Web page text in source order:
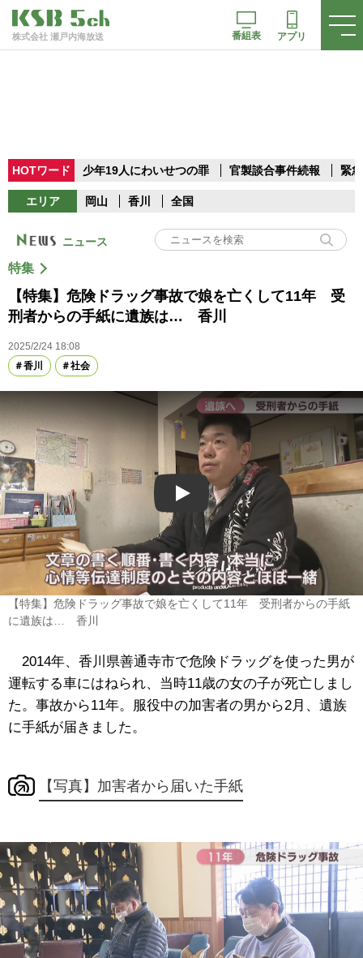
株式会社 瀬戸内海放送 番組表 アプリ
HOTワード 少年19人にわいせつの罪 官製談合事件続報 緊
エリア 岡山 香川 全国
ニュース
特集
【特集】危険ドラッグ事故で娘を亡くして11年 受
刑者からの手紙に遺族は… 香川
2025/2/24 18:08
香川
社会
Play
【特集】危険ドラッグ事故で娘を亡くして11年 受刑者からの手紙
に遺族は… 香川
2014年、香川県善通寺市で危険ドラッグを使った男が
運転する車にはねられ、当時11歳の女の子が死亡しまし
た。事故から11年。服役中の加害者の男から2月、遺族
に手紙が届きました。
【写真】加害者から届いた手紙